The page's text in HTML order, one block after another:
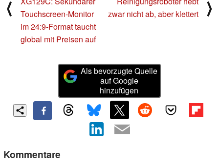
⟨
Touchscreen-Monitor
im 24:9-Format taucht
global mit Preisen auf
zwar nicht ab, aber klettert
⟩
Als bevorzugte Quelle
auf Google
hinzufügen
Kommentare